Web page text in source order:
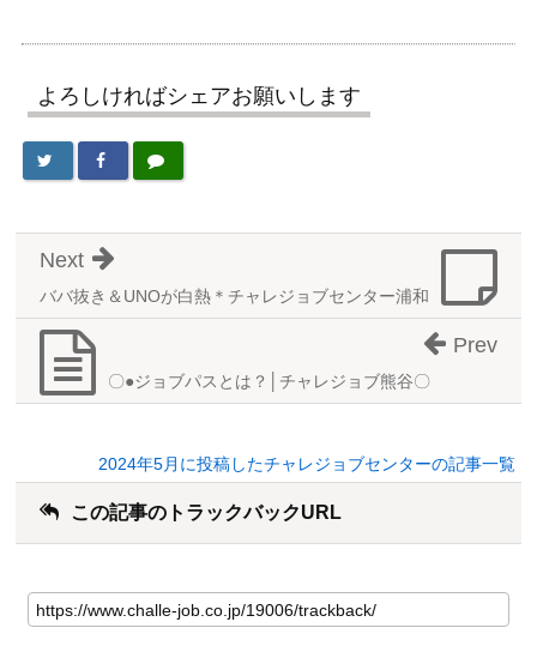
よろしければシェアお願いします
ババ抜き＆UNOが白熱＊チャレジョブセンター浦和
Next
〇●ジョブパスとは？│チャレジョブ熊谷〇
Prev
2024年5月に投稿したチャレジョブセンターの記事一覧
この記事のトラックバックURL
の
記